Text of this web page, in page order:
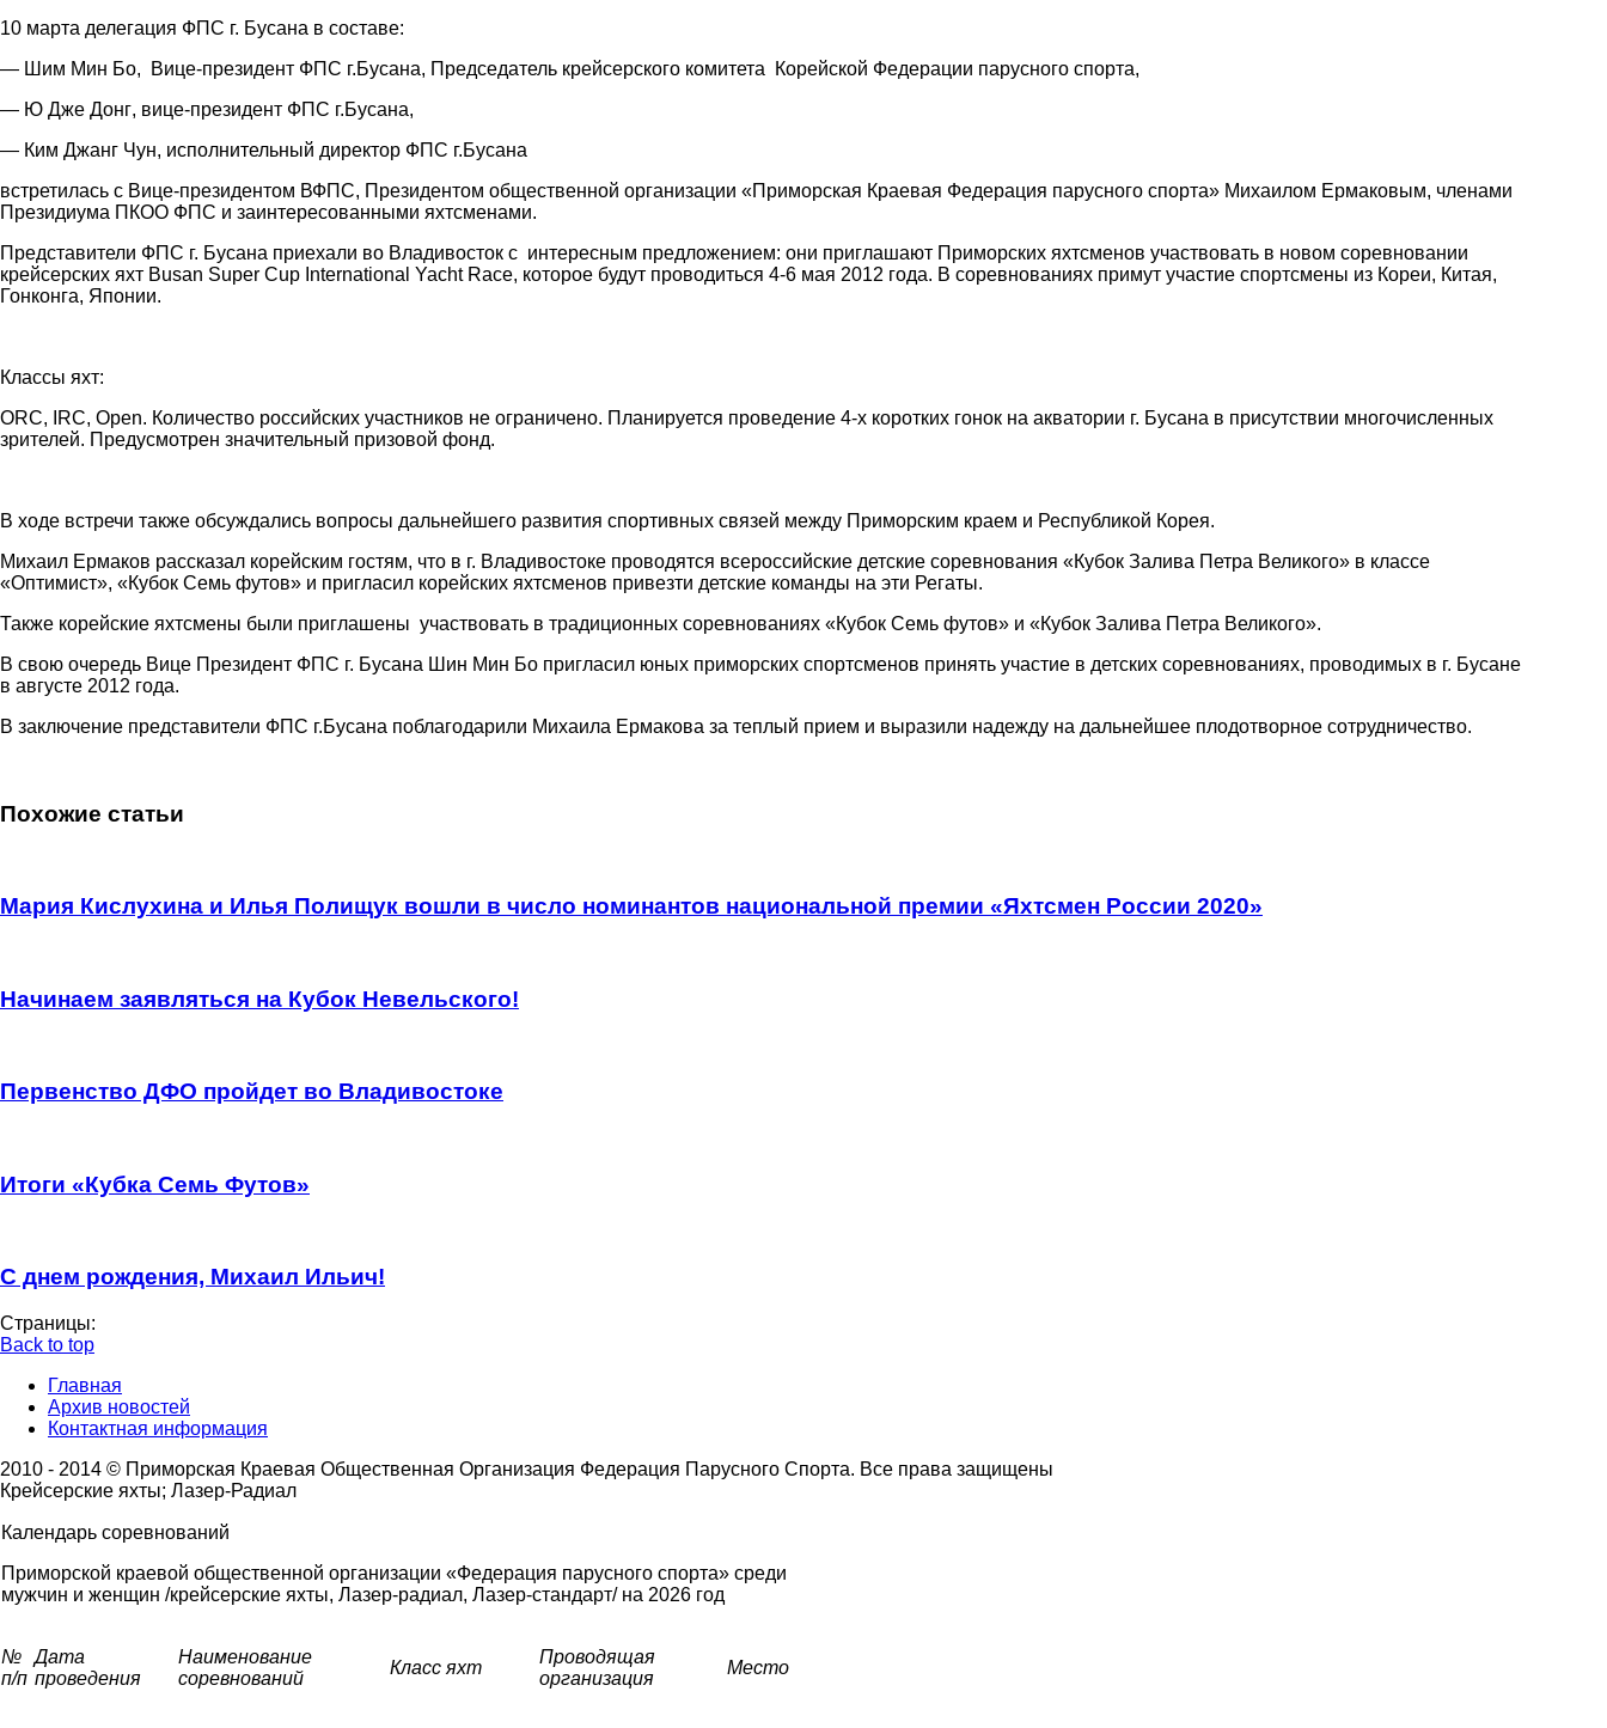
10 марта делегация ФПС г. Бусана в составе:
— Шим Мин Бо, Вице-президент ФПС г.Бусана, Председатель крейсерского комитета Корейской Федерации парусного спорта,
— Ю Дже Донг, вице-президент ФПС г.Бусана,
— Ким Джанг Чун, исполнительный директор ФПС г.Бусана
встретилась с Вице-президентом ВФПС, Президентом общественной организации «Приморская Краевая Федерация парусного спорта» Михаилом Ермаковым, членами
Президиума ПКОО ФПС и заинтересованными яхтсменами.
Представители ФПС г. Бусана приехали во Владивосток с интересным предложением: они приглашают Приморских яхтсменов участвовать в новом соревновании
крейсерских яхт Busan Super Cup International Yacht Race, которое будут проводиться 4-6 мая 2012 года. В соревнованиях примут участие спортсмены из Кореи, Китая,
Гонконга, Японии.
Классы яхт:
ORC, IRC, Open. Количество российских участников не ограничено. Планируется проведение 4-х коротких гонок на акватории г. Бусана в присутствии многочисленных
зрителей. Предусмотрен значительный призовой фонд.
В ходе встречи также обсуждались вопросы дальнейшего развития спортивных связей между Приморским краем и Республикой Корея.
Михаил Ермаков рассказал корейским гостям, что в г. Владивостоке проводятся всероссийские детские соревнования «Кубок Залива Петра Великого» в классе
«Оптимист», «Кубок Семь футов» и пригласил корейских яхтсменов привезти детские команды на эти Регаты.
Также корейские яхтсмены были приглашены участвовать в традиционных соревнованиях «Кубок Семь футов» и «Кубок Залива Петра Великого».
В свою очередь Вице Президент ФПС г. Бусана Шин Мин Бо пригласил юных приморских спортсменов принять участие в детских соревнованиях, проводимых в г. Бусане
в августе 2012 года.
В заключение представители ФПС г.Бусана поблагодарили Михаила Ермакова за теплый прием и выразили надежду на дальнейшее плодотворное сотрудничество.
Похожие статьи
Мария Кислухина и Илья Полищук вошли в число номинантов национальной премии «Яхтсмен России 2020»
Начинаем заявляться на Кубок Невельского!
Первенство ДФО пройдет во Владивостоке
Итоги «Кубка Семь Футов»
С днем рождения, Михаил Ильич!
Страницы:
Back to top
Главная
Архив новостей
Контактная информация
2010 - 2014 © Приморская Краевая Общественная Организация Федерация Парусного Спорта. Все права защищены
Крейсерские яхты; Лазер-Радиал
Календарь соревнований
Приморской краевой общественной организации «Федерация парусного спорта» среди
мужчин и женщин /крейсерские яхты, Лазер-радиал, Лазер-стандарт/ на 2026 год
№
п/п
Дата
проведения
Наименование
соревнований
Класс яхт
Проводящая
организация
Место